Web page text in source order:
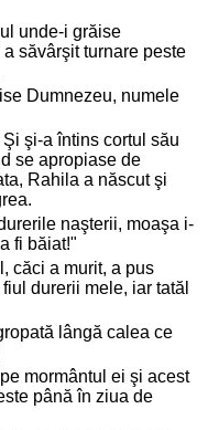
unde-i grăise
săvârşit turnare peste
Dumnezeu, numele
şi-a întins cortul său
se apropiase de
Rahila a născut şi
naşterii, moaşa i-
fi băiat!"
căci a murit, a pus
durerii mele, iar tatăl
lângă calea ce
mormântul ei şi acest
până în ziua de